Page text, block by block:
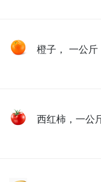
橙子， 一公斤
西红柿，一公